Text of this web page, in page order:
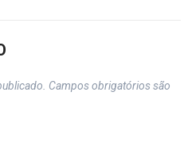
Campos obrigatórios são